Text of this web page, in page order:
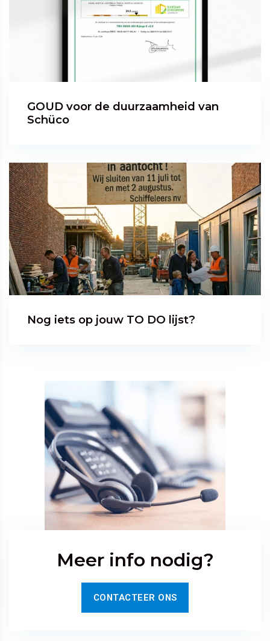
GOUD voor de duurzaamheid van
Schüco
Nog iets op jouw TO DO lijst?
Meer info nodig?
CONTACTEER ONS